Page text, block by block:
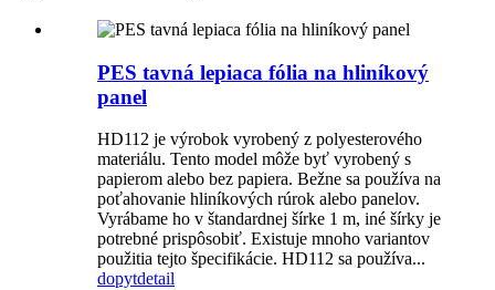
PES tavná lepiaca fólia na hliníkový
panel
HD112 je výrobok vyrobený z polyesterového
materiálu. Tento model môže byť vyrobený s
papierom alebo bez papiera. Bežne sa používa na
poťahovanie hliníkových rúrok alebo panelov.
Vyrábame ho v štandardnej šírke 1 m, iné šírky je
potrebné prispôsobiť. Existuje mnoho variantov
použitia tejto špecifikácie. HD112 sa používa...
dopytdetail